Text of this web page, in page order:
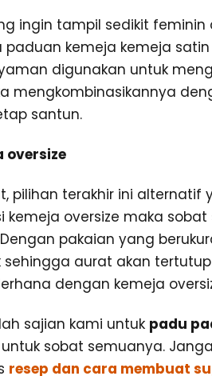
ingin tampil sedikit
paduan kemeja kemeja
digunakan untuk
mengkombinasikannya
santun.
oversize
pilihan terakhir ini
kemeja oversize maka
pakaian yang
sehingga aurat akan
dengan kemeja
sajian kami untuk padu
sobat semuanya.
resep dan cara membuat